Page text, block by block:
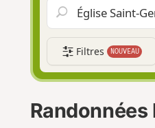
Filtres NOUVEAU